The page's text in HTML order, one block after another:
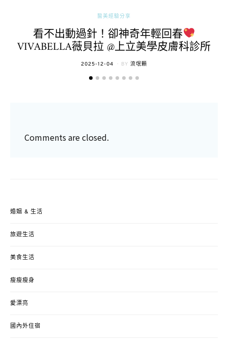
醫美經驗分享
看不出動過針！卻神奇年輕回春
VIVABELLA薇貝拉 @上立美學皮膚科診所
POSTED
2025-12-04 BY 流氓顆
Comments are closed.
婚姻 & 生活
旅遊生活
美食生活
瘦瘦瘦身
愛漂亮
國內外住宿